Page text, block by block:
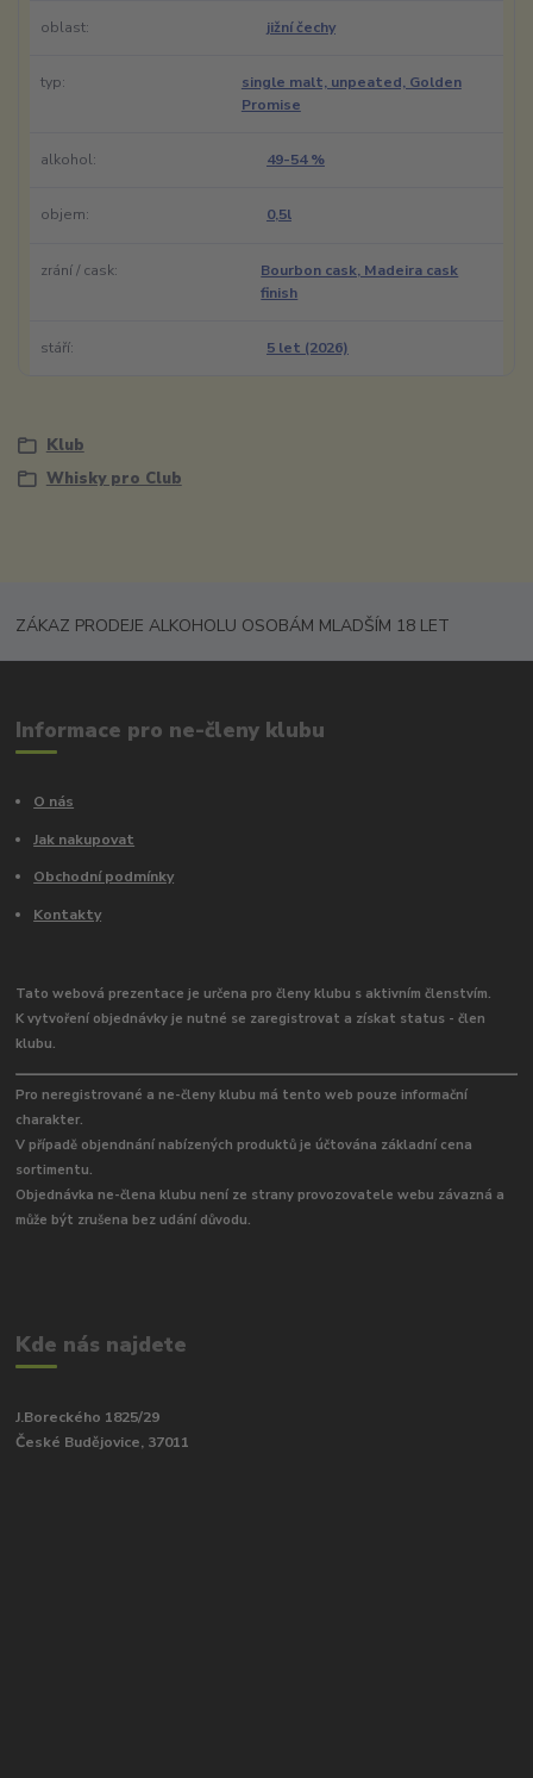
oblast jižní čechy
typ
single malt, unpeated, Golden
Promise
alkohol 49-54 %
objem 0,5l
zrání / cask
Bourbon cask, Madeira cask
finish
stáří 5 let (2026)
Klub
Whisky pro Club
ZÁKAZ PRODEJE ALKOHOLU OSOBÁM MLADŠÍM 18 LET
Informace pro ne-členy klubu
O nás
Jak nakupovat
Obchodní podmínky
Kontakty
Tato webová prezentace je určena pro členy klubu s aktivním členstvím.
K vytvoření objednávky je nutné se zaregistrovat a získat status - člen
klubu.
Pro neregistrované a ne-členy klubu má tento web pouze informační
charakter.
V případě objendnání nabízených produktů je účtována základní cena
sortimentu.
Objednávka ne-člena klubu není ze strany provozovatele webu závazná a
může být zrušena bez udání důvodu.
Kde nás najdete
J.Boreckého 1825/29
České Budějovice, 37011